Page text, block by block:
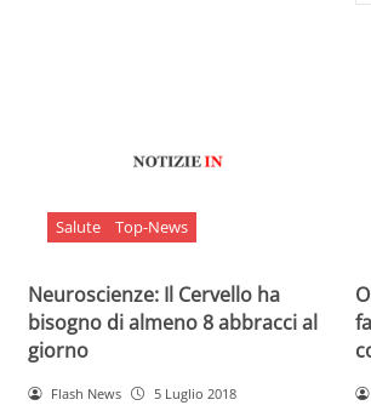
Salute Top-News
Neuroscienze: Il Cervello ha
bisogno di almeno 8 abbracci al
giorno
Flash News 5 Luglio 2018